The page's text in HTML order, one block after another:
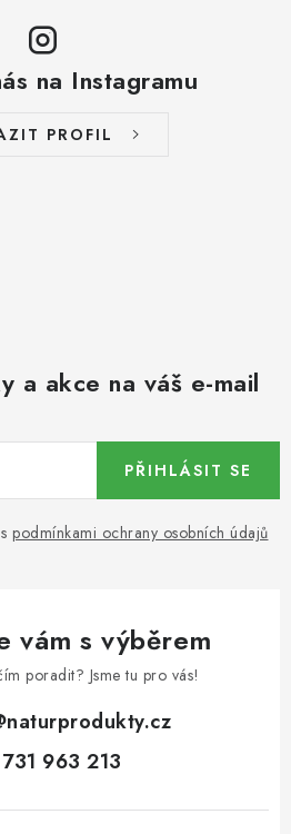
A DOCHUCENÉ /
OŘECHY / KEŠU OŘECHY
(ARAŠÍDY) /
na Instagramu
PROFIL
a akce na váš e-mail
podmínkami ochrany osobních údajů
PŘIHLÁSIT SE
vám s výběrem
poradit? Jsme tu pro vás!
naturprodukty.cz
731 963 213